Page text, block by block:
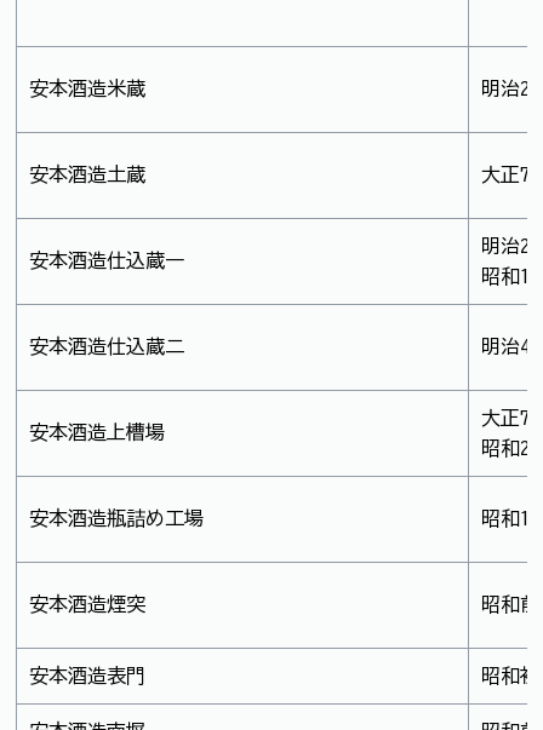
安本酒造米蔵 明治
安本酒造土蔵 大正7
安本酒造仕込蔵一
明治
昭和
安本酒造仕込蔵二 明治
安本酒造上槽場
大正7
昭和2
安本酒造瓶詰め工場 昭和
安本酒造煙突 昭和
安本酒造表門 昭和